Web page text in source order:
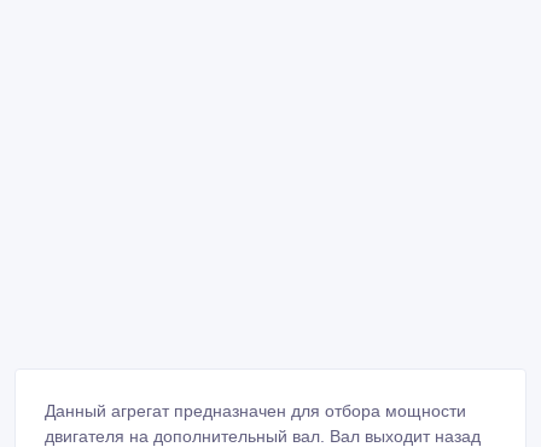
Данный агрегат предназначен для отбора мощности
двигателя на дополнительный вал. Вал выходит назад